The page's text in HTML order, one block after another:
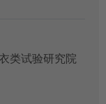
类试验研究院